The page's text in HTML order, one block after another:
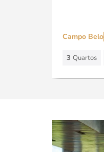
Campo Belo
3 Quartos